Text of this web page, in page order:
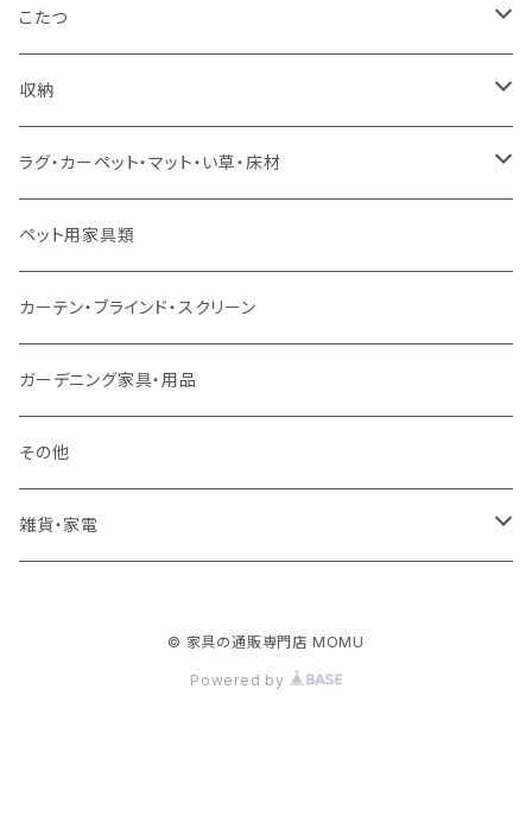
コーナーソファ
ソファセット
スツール・オットマン
ソファ付属品
クッション・座椅子
ワイドダブルサイズ以上（フレームのみ）
シングルサイズ以下（マットレス付）
セミダブルサイズ（マットレス付）
ダブルサイズ（マットレス付）
ダブルサイズ以上（マットレス付）
ロフトベッド
二段ベッド
マットレス
ダイニング5点・6点セット
ダイニング7点セット以上
ダイニングテーブル
カウンターテーブル
リフティングテーブル
サイドテーブル・コーヒーテーブル
デスク
ダイニングチェア
カウンターチェア
キッズチェア
オフィスチェア・ゲーミングチェア
ダイニングベンチ・スツール
こたつ
こたつテーブル
こたつ布団
コタツ・布団セット
収納
本棚・シェルフ
食器棚・収納庫
レンジ台・カウンター
ラック
TVボード
キャビネット・飾り棚
ラグ・カーペット・マット・い草・床材
マット・フロアタイル
ラグ
カーペット
ペット用家具類
カーテン・ブラインド・スクリーン
ガーデニング家具・用品
その他
雑貨・家電
© 家具の通販専門店 MOMU
Powered by